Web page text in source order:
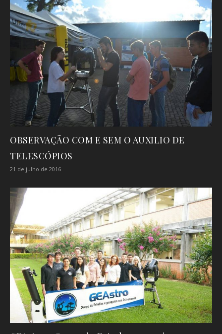
OBSERVAÇÃO COM E SEM O AUXILIO DE
TELESCÓPIOS
21 de julho de 2016